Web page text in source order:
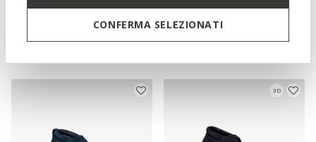
CONFERMA SELEZIONATI
SPHERICA EC12 HOMME
SPHERICA EC17 HOMME
Bottines en daim
3D